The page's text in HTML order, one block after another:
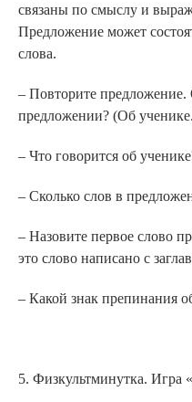
связаны по смыслу и
Предложение может
слова.
– Повторите предложение.
предложении? (Об
– Что говорится об
– Сколько слов в
– Назовите первое слово
это слово написано с
– Какой знак препинания
5. Физкультминутка. Игра